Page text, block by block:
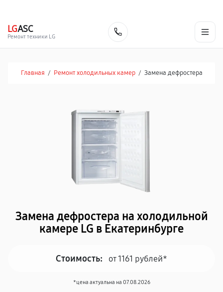
LGASC
Ремонт техники LG
Главная / Ремонт холодильных камер / Замена дефростера
Замена дефростера на холодильной
камере LG в Екатеринбурге
Стоимость: от 1161 рублей*
*цена актуальна на 07.08.2026